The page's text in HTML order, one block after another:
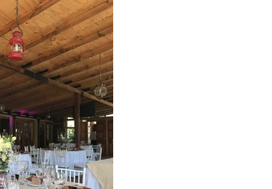
salon
matrimonio
boda
santiago
region
metro
´politana
cajon del
maipo san
jose de
maipo
graduacione
s fiestas
eventos Sal
ón